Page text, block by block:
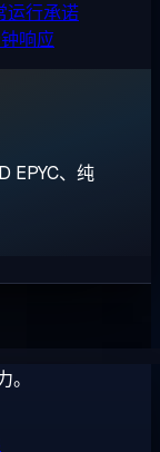
运行承诺
响应
EPYC、纯